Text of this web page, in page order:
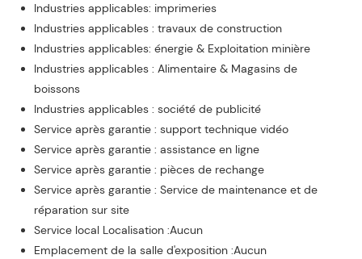
Industries applicables: imprimeries
Industries applicables : travaux de construction
Industries applicables: énergie & Exploitation minière
Industries applicables : Alimentaire & Magasins de
boissons
Industries applicables : société de publicité
Service après garantie : support technique vidéo
Service après garantie : assistance en ligne
Service après garantie : pièces de rechange
Service après garantie : Service de maintenance et de
réparation sur site
Service local Localisation :Aucun
Emplacement de la salle d'exposition :Aucun